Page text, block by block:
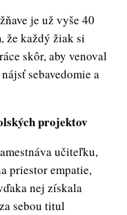
je už vyše 40
že každý žiak si
skôr, aby venoval
sebavedomie a
projektov
učiteľku,
priestor empatie,
nej získala
sebou titul